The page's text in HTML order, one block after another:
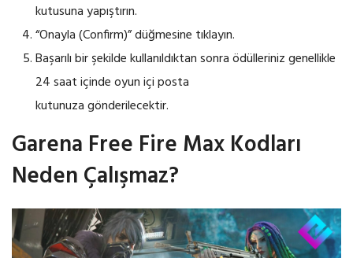
kutusuna yapıştırın.
“Onayla (Confirm)” düğmesine tıklayın.
Başarılı bir şekilde kullanıldıktan sonra ödülleriniz genellikle
24 saat içinde oyun içi posta
kutunuza gönderilecektir.
Garena Free Fire Max Kodları
Neden Çalışmaz?